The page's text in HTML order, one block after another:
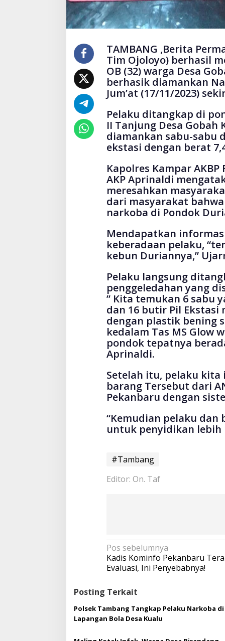
TAMBANG ,Berita
Tim Ojoloyo) berhasil
OB (32) warga Desa
berhasik diamankan
Jum’at (17/11/2023)
Pelaku ditangkap di
II Tanjung Desa
diamankan sabu-sabu
ekstasi dengan berat
Kapolres Kampar
AKP Aprinaldi
meresahkan
dari masyarakat
narkoba di Pondok
Mendapatkan
keberadaan pelaku,
kebun Duriannya,”
Pelaku langsung
penggeledahan yang
” Kita temukan 6 sabu
dan 16 butir Pil Ekstasi
dengan plastik bening
kedalam Tas MS Glow
pondok tepatnya
Aprinaldi.
Setelah itu, pelaku
barang Tersebut dari
Pekanbaru dengan
“Kemudian pelaku
untuk penyidikan lebih
#Tambang
Editor: On. Taf
N
a
v
a
s
i
p
Pos sebelumnya
Kadis Kominfo Pekanbaru
Evaluasi, Ini Penyebabnya!
Posting Terkait
Polsek Tambang Tangkap Pelaku Narkoba di
Lapangan Bola Desa Kualu